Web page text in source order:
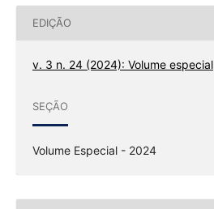
EDIÇÃO
v. 3 n. 24 (2024): Volume especial
SEÇÃO
Volume Especial - 2024